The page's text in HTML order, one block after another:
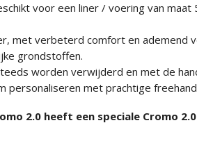
voor een liner / voering van
met verbeterd comfort en ademend
grondstoffen.
worden verwijderd en met de
personaliseren met prachtige
2.0 heeft een speciale Cromo